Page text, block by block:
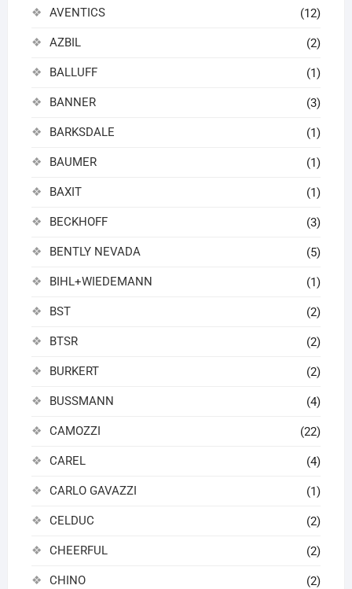
AVENTICS (12)
AZBIL (2)
BALLUFF (1)
BANNER (3)
BARKSDALE (1)
BAUMER (1)
BAXIT (1)
BECKHOFF (3)
BENTLY NEVADA (5)
BIHL+WIEDEMANN (1)
BST (2)
BTSR (2)
BURKERT (2)
BUSSMANN (4)
CAMOZZI (22)
CAREL (4)
CARLO GAVAZZI (1)
CELDUC (2)
CHEERFUL (2)
CHINO (2)